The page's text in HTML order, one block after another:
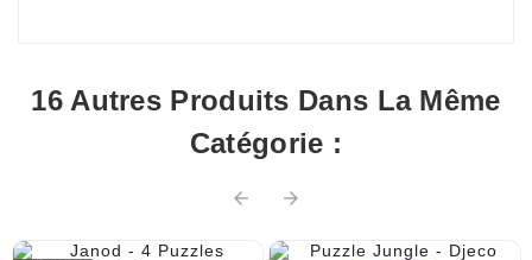
16 Autres Produits Dans La Même
Catégorie :
 